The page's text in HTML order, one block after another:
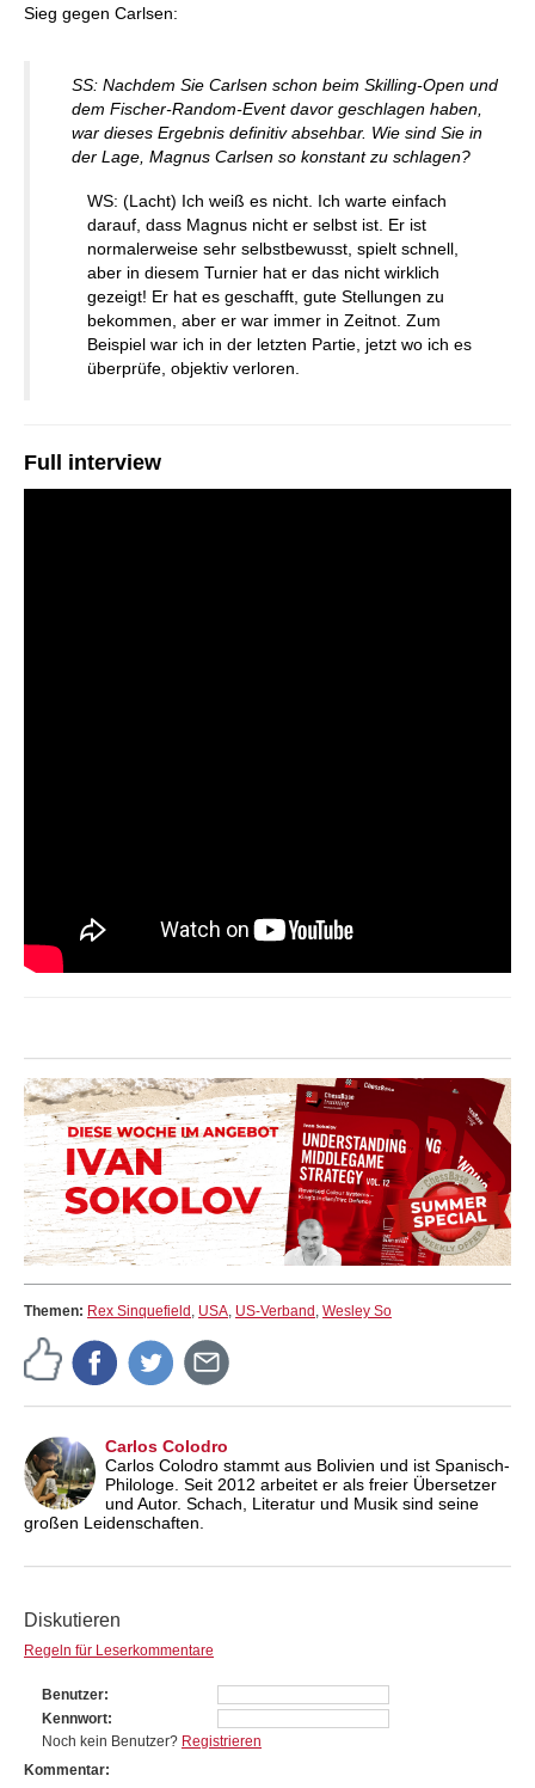
Sieg gegen Carlsen:
SS: Nachdem Sie Carlsen schon beim Skilling-Open und
dem Fischer-Random-Event davor geschlagen haben,
war dieses Ergebnis definitiv absehbar. Wie sind Sie in
der Lage, Magnus Carlsen so konstant zu schlagen?
WS: (Lacht) Ich weiß es nicht. Ich warte einfach
darauf, dass Magnus nicht er selbst ist. Er ist
normalerweise sehr selbstbewusst, spielt schnell,
aber in diesem Turnier hat er das nicht wirklich
gezeigt! Er hat es geschafft, gute Stellungen zu
bekommen, aber er war immer in Zeitnot. Zum
Beispiel war ich in der letzten Partie, jetzt wo ich es
überprüfe, objektiv verloren.
Full interview
Themen: Rex Sinquefield , USA, US-Verband , Wesley So
Carlos Colodro
Carlos Colodro stammt aus Bolivien und ist Spanisch-
Philologe. Seit 2012 arbeitet er als freier Übersetzer
und Autor. Schach, Literatur und Musik sind seine
großen Leidenschaften.
Diskutieren
Regeln für Leserkommentare
Benutzer
Kennwort
Noch kein Benutzer? Registrieren
Kommentar